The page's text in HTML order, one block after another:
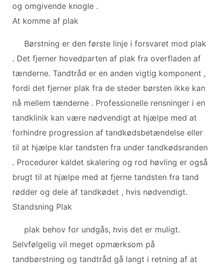
og omgivende knogle .
At komme af plak
Børstning er den første linje i forsvaret mod plak
. Det fjerner hovedparten af ​​plak fra overfladen af ​​
tænderne. Tandtråd er en anden vigtig komponent ,
fordi det fjerner plak fra de steder børsten ikke kan
nå mellem tænderne . Professionelle rensninger i en
tandklinik kan være nødvendigt at hjælpe med at
forhindre progression af tandkødsbetændelse eller
til at hjælpe klar tandsten fra under tandkødsranden
. Procedurer kaldet skalering og rod høvling er også
brugt til at hjælpe med at fjerne tandsten fra tand
rødder og dele af tandkødet , hvis nødvendigt.
Standsning Plak
plak behov for undgås, hvis det er muligt.
Selvfølgelig vil meget opmærksom på
tandbørstning og tandtråd gå langt i retning af at